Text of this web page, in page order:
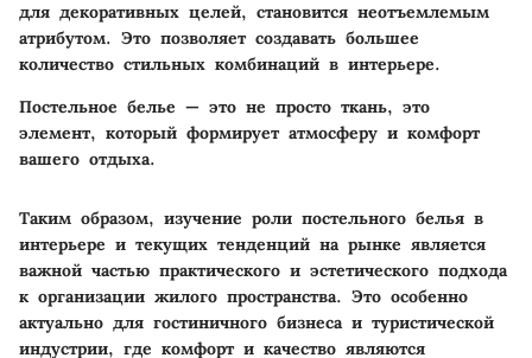
для декоративных целей, становится неотъемлемым
атрибутом. Это позволяет создавать большее
количество стильных комбинаций в интерьере.
Постельное белье — это не просто ткань, это
элемент, который формирует атмосферу и комфорт
вашего отдыха.
Таким образом, изучение роли постельного белья в
интерьере и текущих тенденций на рынке является
важной частью практического и эстетического подхода
к организации жилого пространства. Это особенно
актуально для гостиничного бизнеса и туристической
индустрии, где комфорт и качество являются